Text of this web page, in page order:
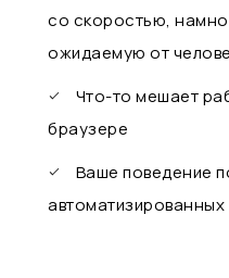
со скоростью,
ожидаемую от
Что-то мешает
браузере
Ваше поведение
автоматизированных